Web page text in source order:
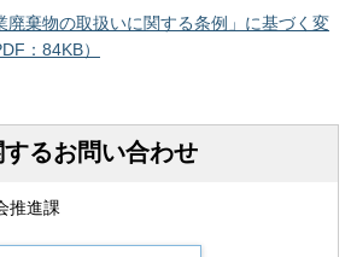
廃棄物の取扱いに関する条例」に基づく変
：84KB）
るお問い合わせ
推進課